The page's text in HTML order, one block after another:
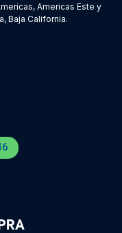
Americas Este y
Baja California.